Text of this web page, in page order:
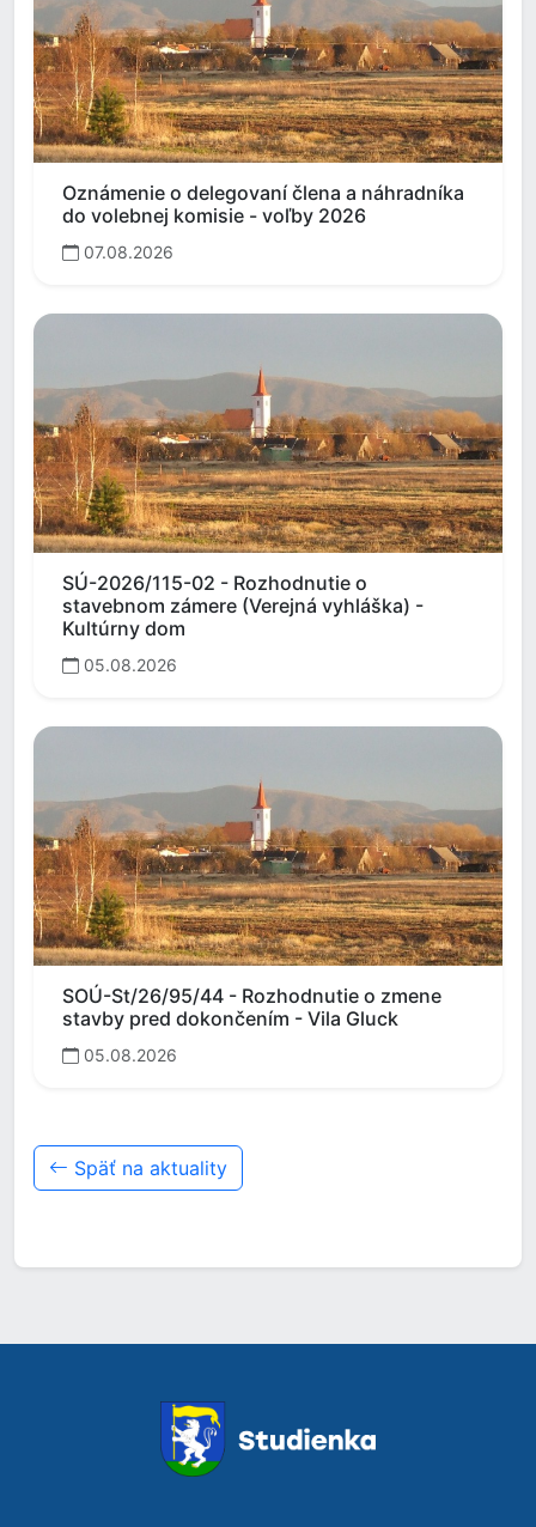
Oznámenie o delegovaní člena a náhradníka
do volebnej komisie - voľby 2026
07.08.2026
SÚ-2026/115-02 - Rozhodnutie o
stavebnom zámere (Verejná vyhláška) -
Kultúrny dom
05.08.2026
SOÚ-St/26/95/44 - Rozhodnutie o zmene
stavby pred dokončením - Vila Gluck
05.08.2026
Späť na aktuality